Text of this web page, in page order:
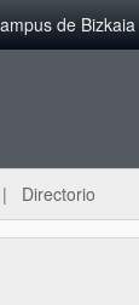
de Bizkaia
Directorio